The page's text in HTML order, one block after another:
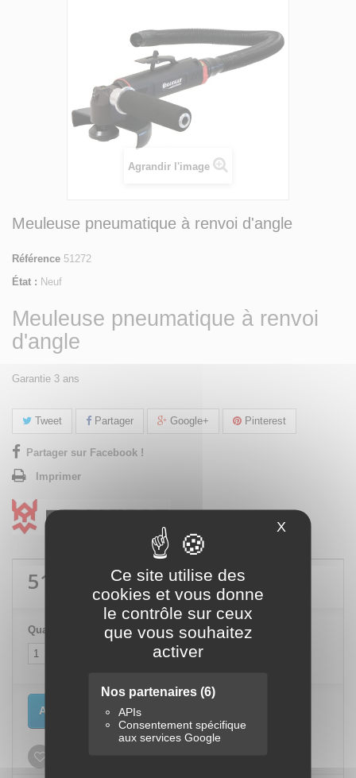
Ce site utilise des
cookies et vous donne
le contrôle sur ceux
que vous souhaitez
activer
Nos partenaires (6)
APIs
Consentement spécifique
aux services Google
X Masquer
Agrandir l'image
Meuleuse pneumatique à renvoi d'angle
Référence 51272
État : Neuf
Meuleuse pneumatique à renvoi
d'angle
Garantie 3 ans
Tweet Partager Google+ Pinterest
Partager sur Facebook !
Imprimer
516,00 € TTC
Quantité
Ajouter au panier